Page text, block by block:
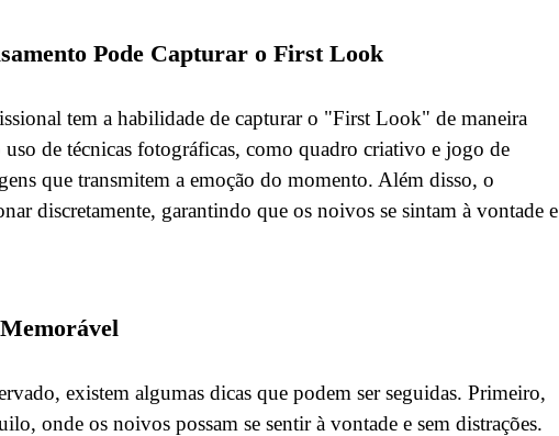
Pode Capturar o First Look
tem a habilidade de capturar o "First Look" de maneira
uso de técnicas fotográficas, como quadro criativo e jogo de
que transmitem a emoção do momento. Além disso, o
discretamente, garantindo que os noivos se sintam à vontade e
existem algumas dicas que podem ser seguidas. Primeiro,
onde os noivos possam se sentir à vontade e sem distrações.